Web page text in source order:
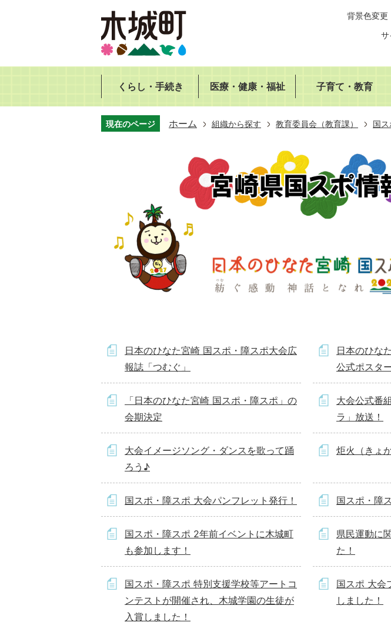
背景色変更
サ
くらし・手続き 医療・健康・福祉 子育て・教育
現在のページ ホーム 組織から探す 教育委員会（教育課） 国
日本のひなた宮崎 国スポ・障スポ大会広
報誌「つむぐ」
日本のひな
公式ポスタ
「日本のひなた宮崎 国スポ・障スポ」の
会期決定
大会公式番
ラ」放送！
大会イメージソング・ダンスを歌って踊
ろう♪
炬火（きょ
国スポ・障スポ 大会パンフレット発行！ 国スポ・障
国スポ・障スポ 2年前イベントに木城町
も参加します！
県民運動に
た！
国スポ・障スポ 特別支援学校等アートコ
ンテストが開催され、木城学園の生徒が
入賞しました！
国スポ 大会
しました！